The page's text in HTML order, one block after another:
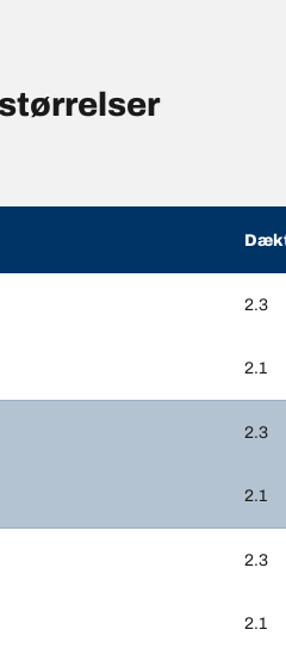
2.3
2.1
2.3
2.1
2.3
2.1